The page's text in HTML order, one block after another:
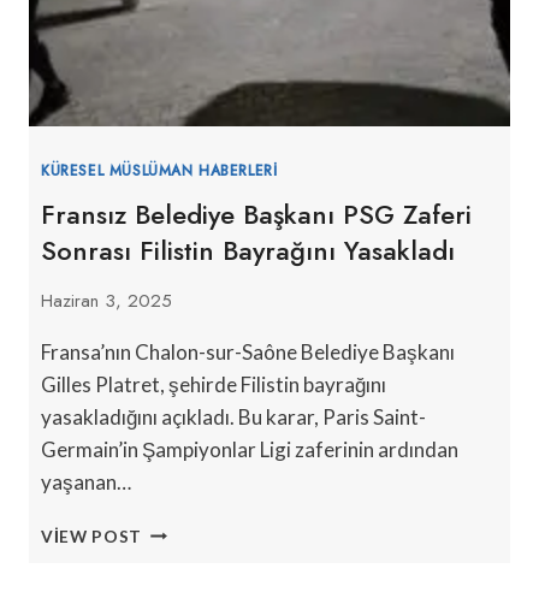
KÜRESEL MÜSLÜMAN HABERLERI
Fransız Belediye Başkanı PSG Zaferi
Sonrası Filistin Bayrağını Yasakladı
Haziran 3, 2025
Fransa’nın Chalon-sur-Saône Belediye Başkanı
Gilles Platret, şehirde Filistin bayrağını
yasakladığını açıkladı. Bu karar, Paris Saint-
Germain’in Şampiyonlar Ligi zaferinin ardından
yaşanan…
VIEW POST FRANSIZ